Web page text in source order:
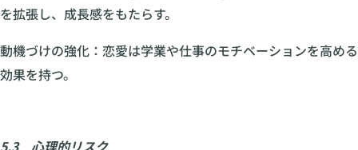
を拡張し、成長感をもたらす。
動機づけの強化：恋愛は学業や仕事のモチベーションを高める
効果を持つ。